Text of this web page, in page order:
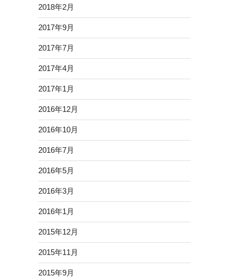
2018年2月
2017年9月
2017年7月
2017年4月
2017年1月
2016年12月
2016年10月
2016年7月
2016年5月
2016年3月
2016年1月
2015年12月
2015年11月
2015年9月